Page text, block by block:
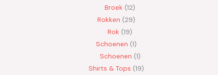
Broek 12
Rokken
29
Rok 19
Schoenen 1
Schoenen 1
Shirts & Tops 19